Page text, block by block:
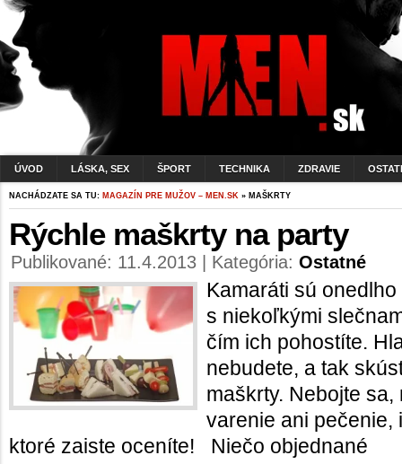
ÚVOD LÁSKA, SEX ŠPORT TECHNIKA ZDRAVIE
NACHÁDZATE SA TU: MAGAZÍN PRE MUŽOV – MEN.SK » MAŠKRTY
Rýchle maškrty na party
Publikované: 11.4.2013 | Kategória: Ostatné
Kamaráti sú
s niekoľkými
čím ich pohostíte.
nebudete, a tak
maškrty. Nebojte
varenie ani pečenie,
ktoré zaiste oceníte! Niečo